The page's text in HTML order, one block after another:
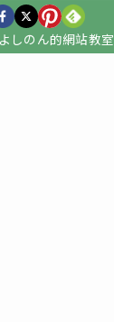
しのん的網站教室